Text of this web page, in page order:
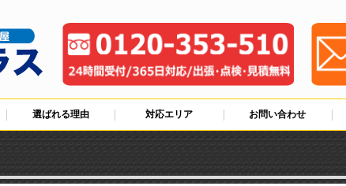
選ばれる理由 対応エリア お問い合わせ